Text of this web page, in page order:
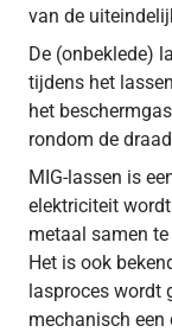
van de
De (onbeklede)
tijdens het
het
rondom de
MIG-lassen is
elektriciteit
metaal samen
Het is ook
lasproces wordt
mechanisch een